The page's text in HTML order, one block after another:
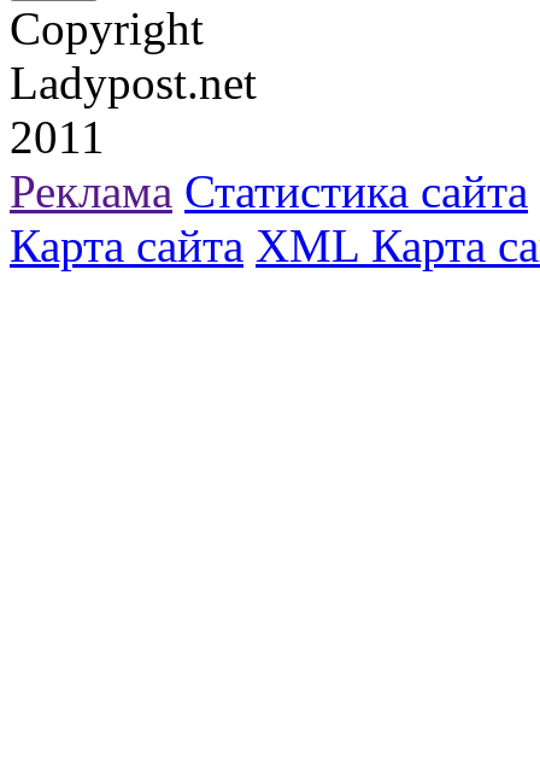
Copyright
Ladypost.net
2011
Реклама Статистика сайта
Карта сайта XML Карта